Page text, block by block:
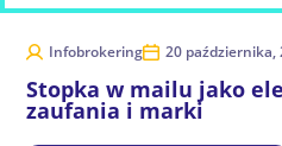
Infobrokering 20 października,
Stopka w mailu jako
zaufania i marki